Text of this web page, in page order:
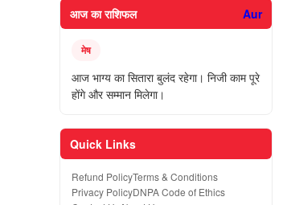
आज का राशिफल Aur
मेष
आज भाग्य का सितारा बुलंद रहेगा। निजी काम पूरे
होंगे और सम्मान मिलेगा।
Quick Links
Refund PolicyTerms & Conditions
Privacy PolicyDNPA Code of Ethics